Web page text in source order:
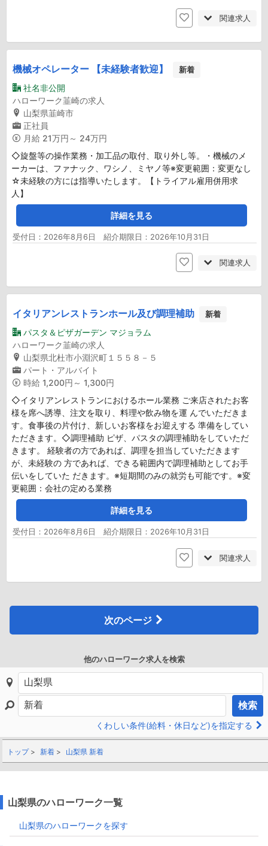
関連求人
機械オペレーター 【未経験者歓迎】 新着
社名非公開
ハローワーク韮崎の求人
山梨県韮崎市
正社員
月給 21万円～ 24万円
◇旋盤等の操作業務・加工品の取付、取り外し等。・機械のメ
ーカーは、ファナック、ワシノ、ミヤノ等※変更範囲：変更なし
☆未経験の方には指導いたします。【トライアル雇用併用求
人】
詳細を見る
受付日：2026年8月6日 紹介期限日：2026年10月31日
関連求人
イタリアンレストランホール及び調理補助 新着
パスタ＆ピザガーデン マジョラム
ハローワーク韮崎の求人
山梨県北杜市小淵沢町１５５８－５
パート・アルバイト
時給 1,200円～ 1,300円
◇イタリアンレストランにおけるホール業務 ご来店されたお客
様を席へ誘導、注文を取り、料理や飲み物を運 んでいただきま
す。食事後の片付け、新しいお客様をお迎えする 準備をしてい
ただきます。◇調理補助 ピザ、パスタの調理補助をしていただ
きます。 経験者の方であれば、調理を担当していただきます
が、未経験の 方であれば、できる範囲内で調理補助としてお手
伝いをしていた だきます。※短期間のみの就労も可能です。※変
更範囲：会社の定める業務
詳細を見る
受付日：2026年8月6日 紹介期限日：2026年10月31日
関連求人
次のページ
他のハローワーク求人を検索
検索
くわしい条件(給料・休日など)を指定する
トップ 新着 山梨県 新着
山梨県のハローワーク一覧
山梨県のハローワークを探す